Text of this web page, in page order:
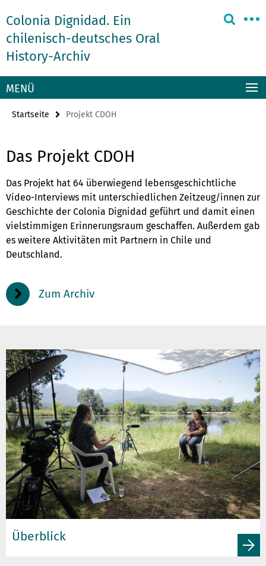
direkt
zu
Inhalt
Colonia Dignidad. Ein
chilenisch-deutsches Oral
History-Archiv
Service-
Navigation
MENÜ
Startseite Projekt CDOH
Das Projekt CDOH
Das Projekt hat 64 überwiegend lebensgeschichtliche
Video-Interviews mit unterschiedlichen Zeitzeug/innen zur
Geschichte der Colonia Dignidad geführt und damit einen
vielstimmigen Erinnerungsraum geschaffen. Außerdem gab
es weitere Aktivitäten mit Partnern in Chile und
Deutschland.
Zum Archiv
Überblick